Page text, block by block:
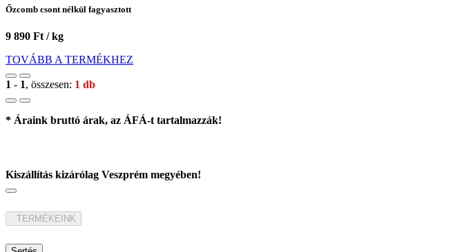
Őzcomb csont nélkül fagyasztott
9 890 Ft / kg
TOVÁBB A TERMÉKHEZ
1 - 1, összesen: 1 db
* Áraink bruttó árak, az ÁFÁ-t tartalmazzák!
Kiszállítás kizárólag Veszprém megyében!
TERMÉKEINK